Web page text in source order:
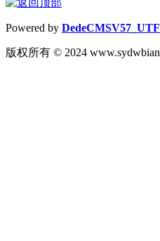
Powered by
版权所有 © 2024